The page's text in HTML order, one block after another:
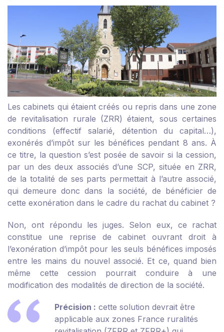
Les cabinets qui étaient créés ou repris dans une zone
de revitalisation rurale (ZRR) étaient, sous certaines
conditions (effectif salarié, détention du capital…),
exonérés d’impôt sur les bénéfices pendant 8 ans. À
ce titre, la question s’est posée de savoir si la cession,
par un des deux associés d’une SCP, située en ZRR,
de la totalité de ses parts permettait à l’autre associé,
qui demeure donc dans la société, de bénéficier de
cette exonération dans le cadre du rachat du cabinet ?
Non, ont répondu les juges. Selon eux, ce rachat
constitue une reprise de cabinet ouvrant droit à
l’exonération d’impôt pour les seuls bénéfices imposés
entre les mains du nouvel associé. Et ce, quand bien
même cette cession pourrait conduire à une
modification des modalités de direction de la société.
Précision : cette solution devrait être
applicable aux zones France ruralités